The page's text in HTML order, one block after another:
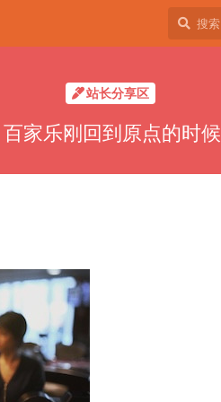
站长分享区
百家乐刚回到原点的时候